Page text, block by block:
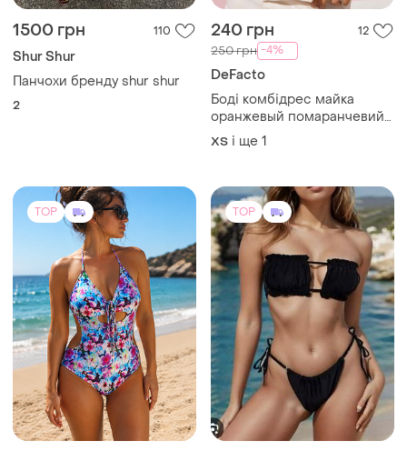
1500 грн 110
Shur Shur
Панчохи бренду shur shur
2
240 грн 12
250 грн -4%
DeFacto
Боді комбідрес майка
оранжевый помаранчевий
яскравий высокий виріз
бедра стильний трендовий
ХS і ще 1
TOP TOP